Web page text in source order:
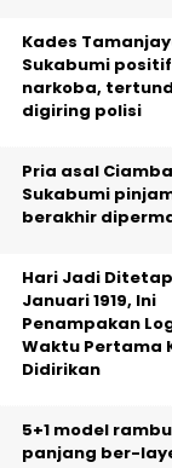
Kades
Sukabumi positif
narkoba,
digiring polisi
Pria asal
Sukabumi
berakhir
Hari Jadi
Januari 1919, Ini
Penampakan
Waktu Pertama
Didirikan
5+1 model
panjang ber-